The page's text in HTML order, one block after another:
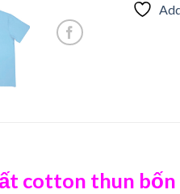
cotton thun bốn